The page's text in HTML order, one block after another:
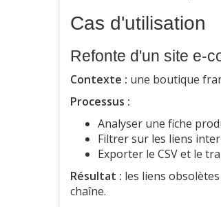
Cas d'utilisation
Refonte d'un site e-
Contexte : une boutique
Processus :
Analyser une fiche
Filtrer sur les liens
Exporter le CSV et le
Résultat : les liens
chaîne.